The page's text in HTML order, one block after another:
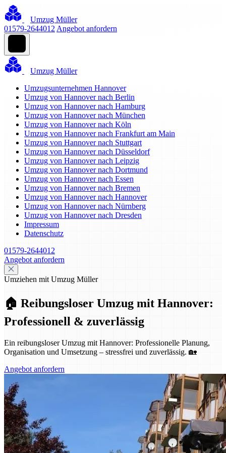
Umzug Müller
01579-2644012 Angebot anfordern
Umzug Müller
Umzugsunternehmen Hannover
Umzug von Hannover nach Berlin
Umzug von Hannover nach Hamburg
Umzug von Hannover nach München
Umzug von Hannover nach Köln
Umzug von Hannover nach Frankfurt am Main
Umzug von Hannover nach Stuttgart
Umzug von Hannover nach Düsseldorf
Umzug von Hannover nach Leipzig
Umzug von Hannover nach Dortmund
Umzug von Hannover nach Essen
Umzug von Hannover nach Bremen
Umzug von Hannover nach Hannover
Umzug von Hannover nach Nürnberg
Umzug von Hannover nach Dresden
Impressum
Datenschutz
01579-2644012
Angebot anfordern
Umziehen mit Umzug Müller
🏠 Reibungsloser Umzug mit Hannover:
Professionell & zuverlässig
Ein reibungsloser Umzug mit Hannover: Professionelle Planung,
Organisation und Umsetzung – stressfrei und zuverlässig. 🏡
Angebot anfordern